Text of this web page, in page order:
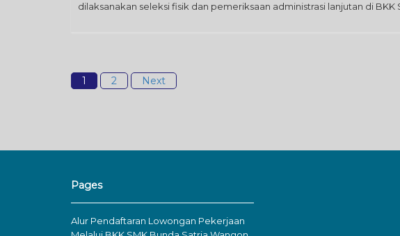
dilaksanakan seleksi fisik dan pemeriksaan administrasi lanjutan di BKK
1 2 Next
Pages
Alur Pendaftaran Lowongan Pekerjaan